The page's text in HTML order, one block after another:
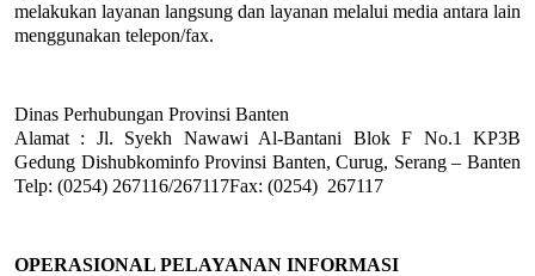
melakukan layanan langsung dan layanan melalui media antara lain
menggunakan telepon/fax.
Dinas Perhubungan Provinsi Banten
Alamat : Jl. Syekh Nawawi Al-Bantani Blok F No.1 KP3B
Gedung Dishubkominfo Provinsi Banten, Curug, Serang – Banten
Telp: (0254) 267116/267117Fax: (0254) 267117
OPERASIONAL PELAYANAN INFORMASI